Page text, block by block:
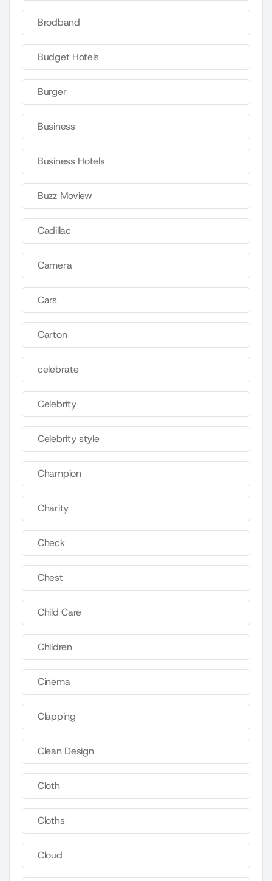
Brodband
Budget Hotels
Burger
Business
Business Hotels
Buzz Moview
Cadillac
Camera
Cars
Carton
celebrate
Celebrity
Celebrity style
Champion
Charity
Check
Chest
Child Care
Children
Cinema
Clapping
Clean Design
Cloth
Cloths
Cloud